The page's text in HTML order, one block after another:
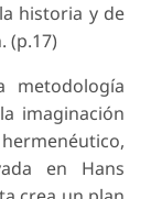
historia y de
(p.17)
imaginación
en Hans